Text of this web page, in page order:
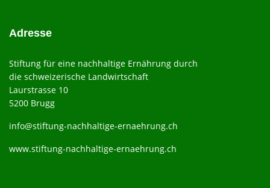
Adresse
Stiftung für eine nachhaltige Ernährung durch
die schweizerische Landwirtschaft
Laurstrasse 10
5200 Brugg
info@stiftung-nachhaltige-ernaehrung.ch
www.stiftung-nachhaltige-ernaehrung.ch